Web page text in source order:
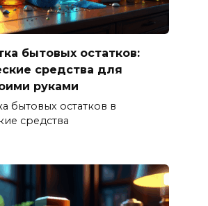
бытовых остатков:
средства для
руками
бытовых остатков в
средства